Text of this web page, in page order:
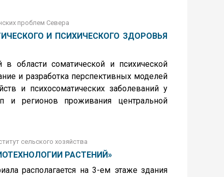
проблем Севера
И ПСИХИЧЕСКОГО ЗДОРОВЬЯ
области соматической и психической
и разработка перспективных моделей
и психосоматических заболеваний у
и регионов проживания центральной
сельского хозяйства
РАСТЕНИЙ»
располагается на 3-ем этаже здания